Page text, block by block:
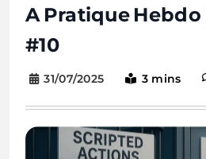
A Pratique
#10
31/07/2025 3 mins